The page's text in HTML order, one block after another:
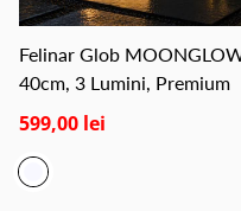
Felinar Glob
40cm, 3 Lumini, Premium
599,00 lei